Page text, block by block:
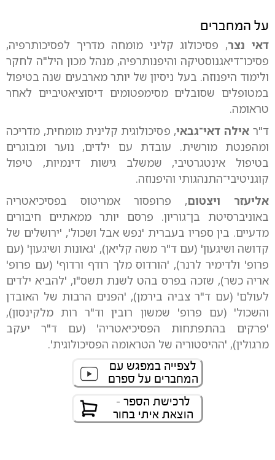
על המחברים
דאי נצר, פסיכולוג קליני מומחה מדריך לפסיכותרפיה,
פסיכו־דיאגנוסטיקה והיפנותרפיה, מנהל מכון היל"ה לחקר
ולימוד היפנוזה. בעל ניסיון של יותר מארבעים שנה בטיפול
במטופלים שסובלים מסימפטומים דיסוציאטיביים לאחר
טראומה.
ד"ר אילה דאי־גבאי, פסיכולוגית קלינית מומחית, מדריכה
ומהפנטת מורשית. עובדת עם ילדים, נוער ומבוגרים
בטיפול אינטגרטיבי, שמשלב גישות דינמיות, טיפול
קוגניטיבי־התנהגותי והיפנוזה.
אליעזר ויצטום, פרופסור אמריטוס בפסיכיאטריה
באוניברסיטת בן־גוריון. פרסם יותר ממאתיים חיבורים
מדעיים. בין ספריו בעברית 'נפש אבל ושכול', 'ירושלים של
קדושה ושיגעון' (עם ד"ר משה קליאן), 'גאונות ושיגעון' (עם
פרופ' ולדימיר לרנר), 'הורדוס מלך רודף ורדוף' (עם פרופ'
אריה כשר), שזכה בפרס בהט לשנת תשס"ו, 'להביא ילדים
לעולם' (עם ד"ר צביה בירמן), 'הפנים הרבות של האובדן
והשכול' (עם פרופ' שמשון רובין וד"ר רות מלקינסון),
'פרקים בהתפתחות הפסיכיאטריה' (עם ד"ר יעקב
מרגולין), 'ההיסטוריה של הטראומה הפסיכולוגית'.
לצפייה במפגש עם
המחברים על ספרם
לרכישת הספר -
הוצאת איתי בחור